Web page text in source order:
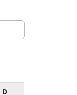
D